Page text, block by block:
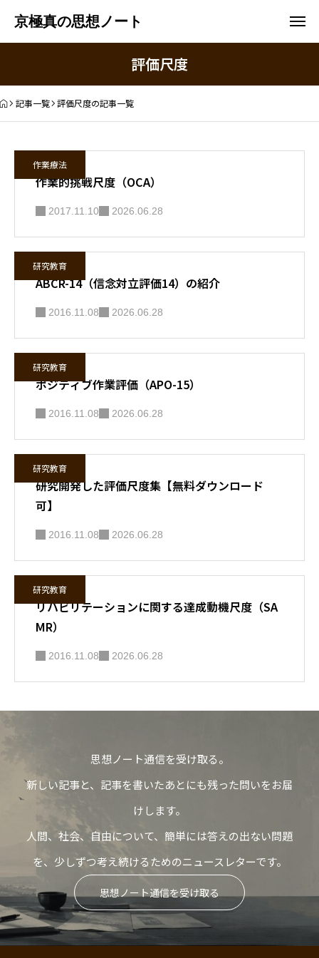
京極真の思想ノート
評価尺度
記事一覧 評価尺度の記事一覧
作業療法
作業的挑戦尺度（OCA）
2017.11.10 2026.06.28
研究教育
ABCR-14（信念対立評価14）の紹介
2016.11.08 2026.06.28
研究教育
ポジティブ作業評価（APO-15）
2016.11.08 2026.06.28
研究教育
研究開発した評価尺度集【無料ダウンロード
可】
2016.11.08 2026.06.28
研究教育
リハビリテーションに関する達成動機尺度（SA
MR）
2016.11.08 2026.06.28
思想ノート通信を受け取る。
新しい記事と、記事を書いたあとにも残った問いをお届
けします。
人間、社会、自由について、簡単には答えの出ない問題
を、少しずつ考え続けるためのニュースレターです。
思想ノート通信を受け取る